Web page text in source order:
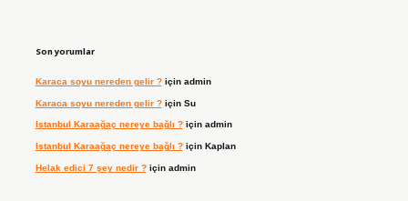
Son yorumlar
Karaca soyu nereden gelir ?için admin
Karaca soyu nereden gelir ?için Su
Istanbul Karaağaç nereye bağlı ?için admin
Istanbul Karaağaç nereye bağlı ?için Kaplan
Helak edici 7 şey nedir ?için admin